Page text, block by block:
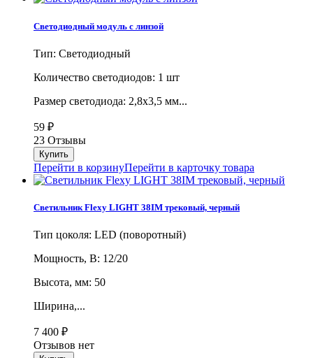
Светодиодный модуль с линзой
Тип: Светодиодный
Количество светодиодов: 1 шт
Размер светодиода: 2,8х3,5 мм...
59 ₽
23 Отзывы
Перейти в корзинуПерейти в карточку товара
Светильник Flexy LIGHT 38IM трековый, черный
Тип цоколя: LED (поворотный)
Мощность, В: 12/20
Высота, мм: 50
Ширина,...
7 400 ₽
Отзывов нет